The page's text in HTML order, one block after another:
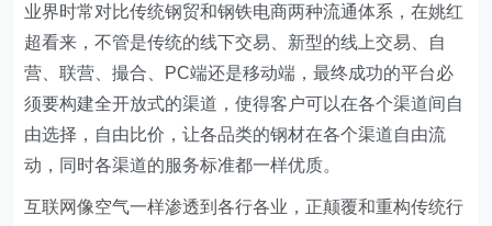
业界时常对比传统钢贸和钢铁电商两种流通体系，在姚红
超看来，不管是传统的线下交易、新型的线上交易、自
营、联营、撮合、PC端还是移动端，最终成功的平台必
须要构建全开放式的渠道，使得客户可以在各个渠道间自
由选择，自由比价，让各品类的钢材在各个渠道自由流
动，同时各渠道的服务标准都一样优质。
互联网像空气一样渗透到各行各业，正颠覆和重构传统行